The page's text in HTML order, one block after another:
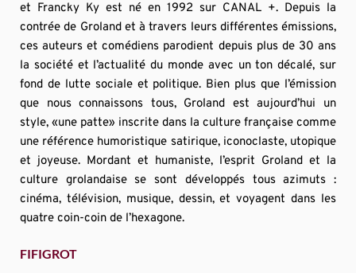
et Francky Ky est né en 1992 sur CANAL +. Depuis la
contrée de Groland et à travers leurs différentes émissions,
ces auteurs et comédiens parodient depuis plus de 30 ans
la société et l’actualité du monde avec un ton décalé, sur
fond de lutte sociale et politique. Bien plus que l’émission
que nous connaissons tous, Groland est aujourd’hui un
style, «une patte» inscrite dans la culture française comme
une référence humoristique satirique, iconoclaste, utopique
et joyeuse. Mordant et humaniste, l’esprit Groland et la
culture grolandaise se sont développés tous azimuts :
cinéma, télévision, musique, dessin, et voyagent dans les
quatre coin-coin de l’hexagone.
FIFIGROT